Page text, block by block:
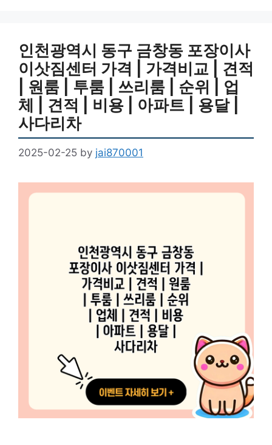
인천광역시 동구 금창동 포장이사
이삿짐센터 가격 | 가격비교 | 견적
| 원룸 | 투룸 | 쓰리룸 | 순위 | 업
체 | 견적 | 비용 | 아파트 | 용달 |
사다리차
2025-02-25 by jai870001